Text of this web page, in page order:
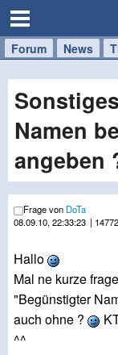
Forum News
Handy
Tablet
Windows
Mac
Namen
angeben
Frage von DoTa
08.09.10, 22:33:23 |
Hallo
Mal ne kurze
"Begünstigter
auch ohne ?
^^